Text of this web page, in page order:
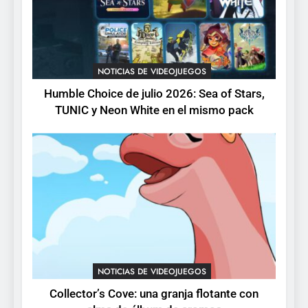
pack
Collector’s Cove: una granja
flotante con alma de álbum
de cromos
NOTICIAS DE VIDEOJUEGOS
Palworld 1.0: fecha,
cambios y todo lo que llega
con el lanzamiento
completo
NOTICIAS DE VIDEOJUEGOS
5
Mistbound: Guild Wars
tendrá su primer CCG digital
para PC y móviles
NOTICIAS DE VIDEOJUEGOS
NOTICIAS DE VIDEOJUEGOS
Humble Choice de julio 2026: Sea of Stars,
TUNIC y Neon White en el mismo pack
NOTICIAS DE VIDEOJUEGOS
Collector’s Cove: una granja flotante con